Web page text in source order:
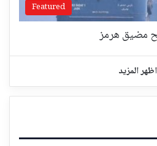
Featured
مضيق هرمز
اظهر المزيد